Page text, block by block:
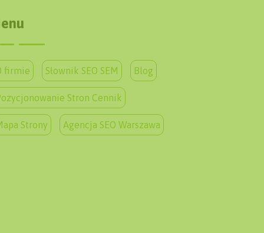
firmie Słownik SEO SEM Blog
Stron Cennik
Strony Agencja SEO Warszawa